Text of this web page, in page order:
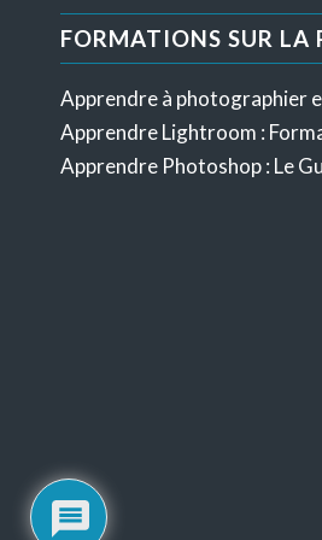
FORMATIONS SUR LA
Apprendre à photographier
Apprendre Lightroom :
Apprendre Photoshop : Le